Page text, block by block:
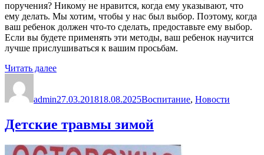
поручения? Никому не нравится, когда ему указывают, что
ему делать. Мы хотим, чтобы у нас был выбор. Поэтому, когда
ваш ребенок должен что-то сделать, предоставьте ему выбор.
Если вы будете применять эти методы, ваш ребенок научится
лучше прислушиваться к вашим просьбам.
Читать далее«Как
ребенком
чтобы
он
admin27.03.201818.08.2025Воспитание, Новости
Детские травмы зимой